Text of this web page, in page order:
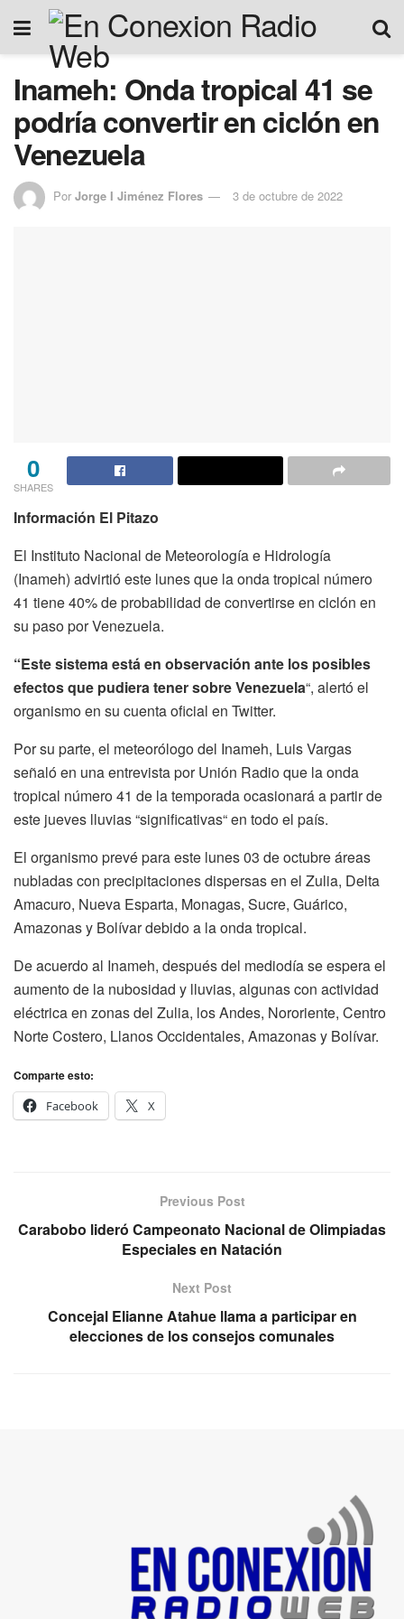
Inameh: Onda tropical 41 se
podría convertir en ciclón en
Venezuela
Por Jorge I Jiménez Flores 3 de octubre de 2022
0
SHARES
Información El Pitazo
El Instituto Nacional de Meteorología e Hidrología
(Inameh) advirtió este lunes que la onda tropical número
41 tiene 40% de probabilidad de convertirse en ciclón en
su paso por Venezuela.
“Este sistema está en observación ante los posibles
efectos que pudiera tener sobre Venezuela“, alertó el
organismo en su cuenta oficial en Twitter.
Por su parte, el meteorólogo del Inameh, Luis Vargas
señaló en una entrevista por Unión Radio que la onda
tropical número 41 de la temporada ocasionará a partir de
este jueves lluvias “significativas“ en todo el país.
El organismo prevé para este lunes 03 de octubre áreas
nubladas con precipitaciones dispersas en el Zulia, Delta
Amacuro, Nueva Esparta, Monagas, Sucre, Guárico,
Amazonas y Bolívar debido a la onda tropical.
De acuerdo al Inameh, después del mediodía se espera el
aumento de la nubosidad y lluvias, algunas con actividad
eléctrica en zonas del Zulia, los Andes, Nororiente, Centro
Norte Costero, Llanos Occidentales, Amazonas y Bolívar.
Comparte esto:
Facebook
X
Previous Post
Carabobo lideró Campeonato Nacional de Olimpiadas
Especiales en Natación
Next Post
Concejal Elianne Atahue llama a participar en
elecciones de los consejos comunales